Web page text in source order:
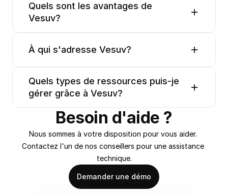
Quels sont les avantages de
Vesuv?
À qui s'adresse Vesuv?
Quels types de ressources puis-je
gérer grâce à Vesuv?
Besoin d'aide ?
Nous sommes à votre disposition pour vous aider.
Contactez l'un de nos conseillers pour une assistance
technique.
Demander une démo